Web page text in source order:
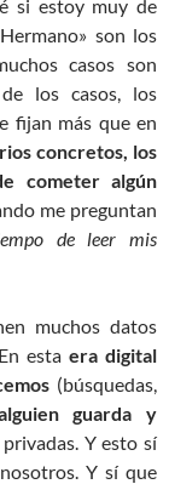
si estoy muy de
son los
casos son
los casos, los
fijan más que en
concretos, los
cometer algún
me preguntan
de leer mis
muchos datos
esta era digital
(búsquedas,
guarda y
privadas. Y esto sí
Y sí que